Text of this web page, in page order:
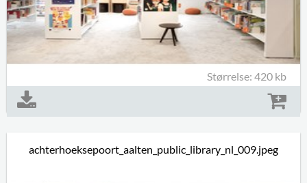
Størrelse: 420 kb
achterhoeksepoort_aalten_public_library_nl_009.jpeg